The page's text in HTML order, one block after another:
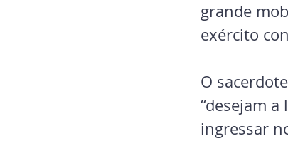
grande
exército
O
“desejam
ingressar